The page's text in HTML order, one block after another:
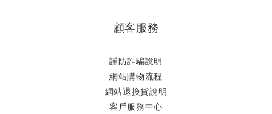
顧客服務
謹防詐騙說明
網站購物流程
網站退換貨說明
​客戶服務中心